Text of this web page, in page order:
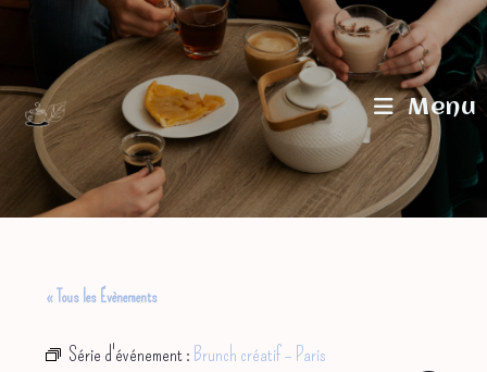
Skip
Menu
« Tous les Évènements
Série d'événement : Brunch créatif – Paris